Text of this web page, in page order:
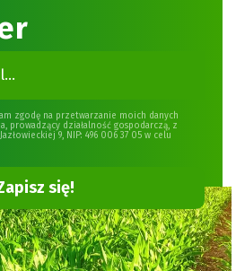
zgodę na przetwarzanie moich danych
prowadzący działalność gospodarczą, z
9, NIP: 496 006 37 05 w celu
się!